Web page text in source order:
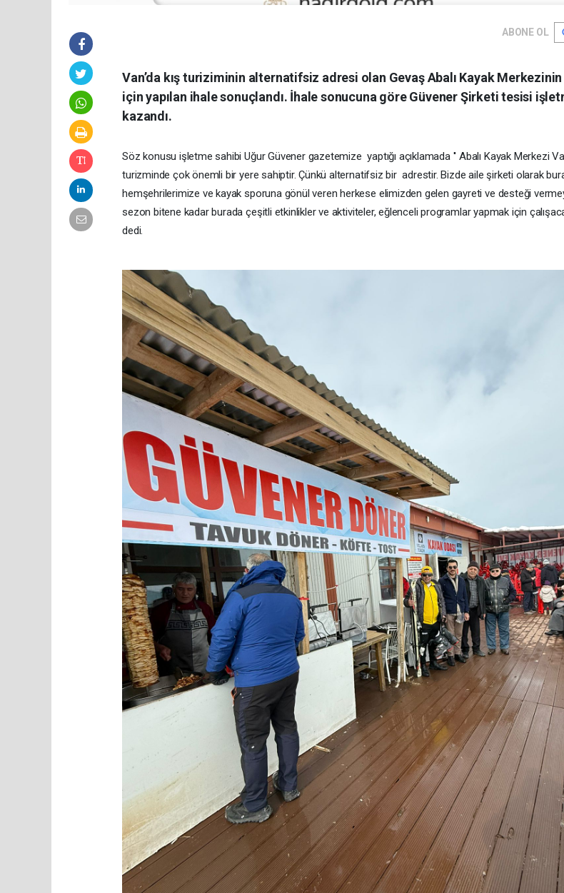
ABONE OL
Van’da kış turiziminin alternatifsiz adresi olan Gevaş Abalı Kayak
için yapılan ihale sonuçlandı. İhale sonucuna göre Güvener Şirketi tesisi
kazandı.
Söz konusu işletme sahibi Uğur Güvener gazetemize yaptığı açıklamada '' Abalı Kayak Merkezi
turizminde çok önemli bir yere sahiptir. Çünkü alternatifsiz bir adrestir. Bizde aile şirketi olarak
hemşehrilerimize ve kayak sporuna gönül veren herkese elimizden gelen gayreti ve desteği
sezon bitene kadar burada çeşitli etkinlikler ve aktiviteler, eğlenceli programlar yapmak için
dedi.